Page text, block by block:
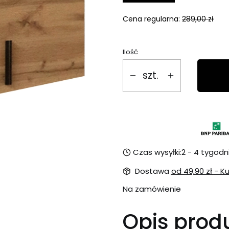
Cena regularna: 289,00 zł
Ilość
szt.
Czas wysyłki:2 - 4
Dostawa od 49,90 zł -
Na zamówienie
Opis